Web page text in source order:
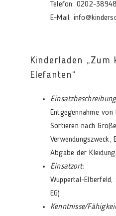
Telefon: 0202-
E-Mail:
Kinderladen „Zum
Elefanten“
Entgegennahme von
Sortieren nach
Verwendungszweck;
Abgabe der Kleidung.
Einsatzort:
Wuppertal-
EG)
Kenntnisse/